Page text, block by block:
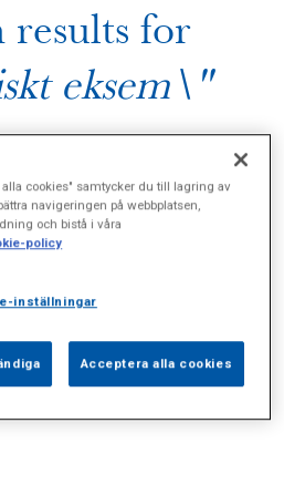
results for
eksem\"
(1) Specialister (0)
(0) Sophianytt (0)
cookies" samtycker du till lagring av
navigeringen på webbplatsen,
och bistå i våra
policy
inställningar
Acceptera alla cookies